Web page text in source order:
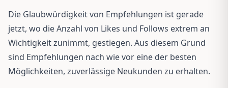
Die Glaubwürdigkeit von Empfehlungen ist gerade
jetzt, wo die Anzahl von Likes und Follows extrem an
Wichtigkeit zunimmt, gestiegen. Aus diesem Grund
sind Empfehlungen nach wie vor eine der besten
Möglichkeiten, zuverlässige Neukunden zu erhalten.